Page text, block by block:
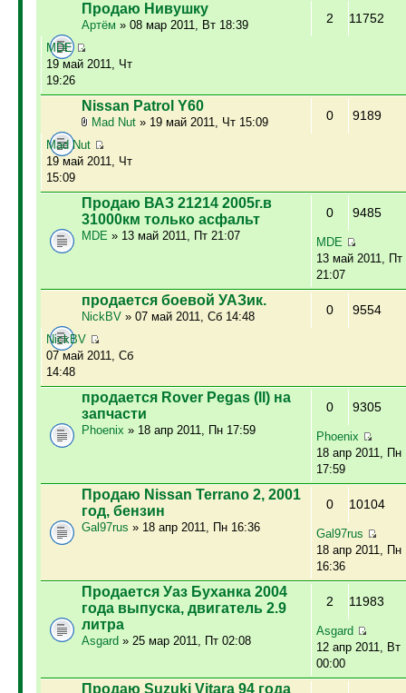
Продаю Нивушку
Артём » 08 мар 2011, Вт 18:39 2 11752
MDE
19 май 2011, Чт
19:26
Nissan Patrol Y60
Mad Nut» 19 май 2011, Чт 15:09 0 9189
Mad Nut
19 май 2011, Чт
15:09
Продаю ВАЗ 21214 2005г.в
31000км только асфальт
MDE » 13 май 2011, Пт 21:07
0 9485
MDE
13 май 2011, Пт
21:07
продается боевой УАЗик.
NickBV» 07 май 2011, Сб 14:48 0 9554
NickBV
07 май 2011, Сб
14:48
продается Rover Pegas (II) на
запчасти
Phoenix » 18 апр 2011, Пн 17:59
0 9305
Phoenix
18 апр 2011, Пн
17:59
Продаю Nissan Terrano 2, 2001
год, бензин
Gal97rus » 18 апр 2011, Пн 16:36
0 10104
Gal97rus
18 апр 2011, Пн
16:36
Продается Уаз Буханка 2004
года выпуска, двигатель 2.9
литра
Asgard » 25 мар 2011, Пт 02:08
2 11983
Asgard
12 апр 2011, Вт
00:00
Продаю Suzuki Vitara 94 года